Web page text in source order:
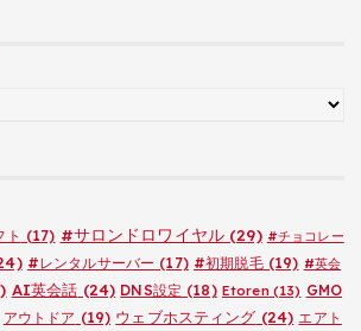
ト (17) #サロンドロワイヤル(29) #チョコレー
#レンタルサーバー (17) #初期脱毛(19) #英会
AI英会話 (24) DNS設定 (18) Etoren(13) GMO
アウトドア (19) ウェブホスティング (24) エアト